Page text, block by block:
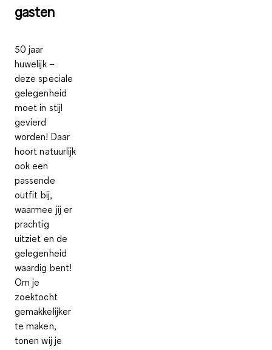
gasten
50 jaar
huwelijk –
deze speciale
gelegenheid
moet in stijl
gevierd
worden! Daar
hoort natuurlijk
ook een
passende
outfit bij,
waarmee jij er
prachtig
uitziet en de
gelegenheid
waardig bent!
Om je
zoektocht
gemakkelijker
te maken,
tonen wij je